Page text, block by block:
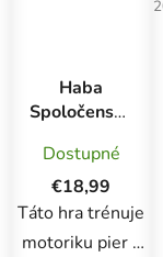
Haba
Spoločenská
Puff Pastries
Dostupné
€18,99
Táto hra trénuje
motoriku pier a